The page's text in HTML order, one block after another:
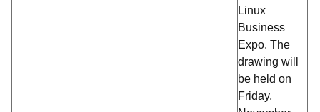
Linux
Business
Expo. The
drawing will
be held on
Friday,